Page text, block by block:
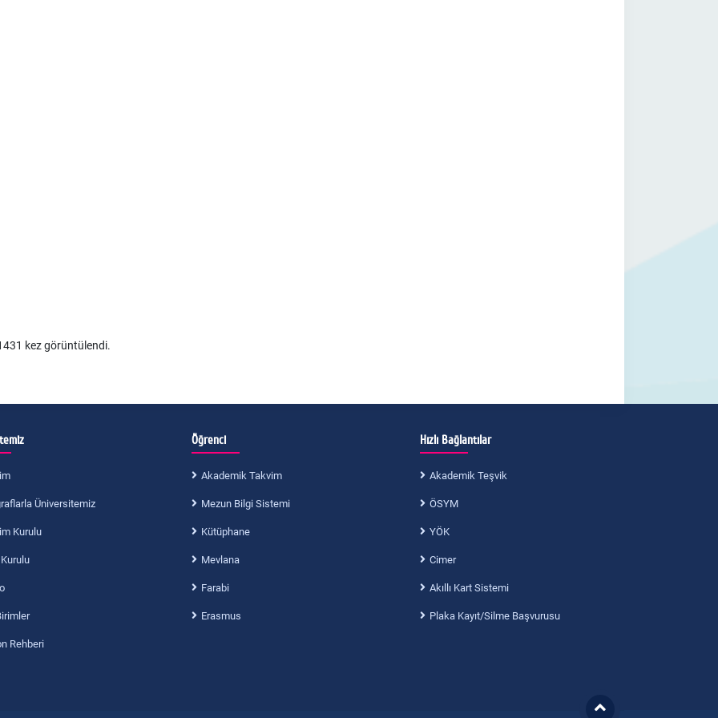
kez görüntülendi.
Üniversitemiz
Kurulu
Rehberi
Öğrenci
Akademik Takvim
Mezun Bilgi Sistemi
Kütüphane
Mevlana
Farabi
Erasmus
Hızlı Bağlantılar
Akademik Teşvik
ÖSYM
YÖK
Cimer
Akıllı Kart Sistemi
Plaka Kayıt/Silme Başvurusu